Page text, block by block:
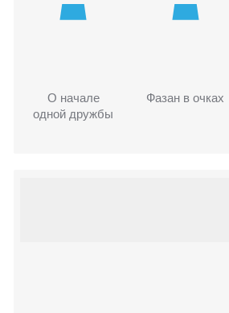
О начале
одной дружбы
Фазан в очках